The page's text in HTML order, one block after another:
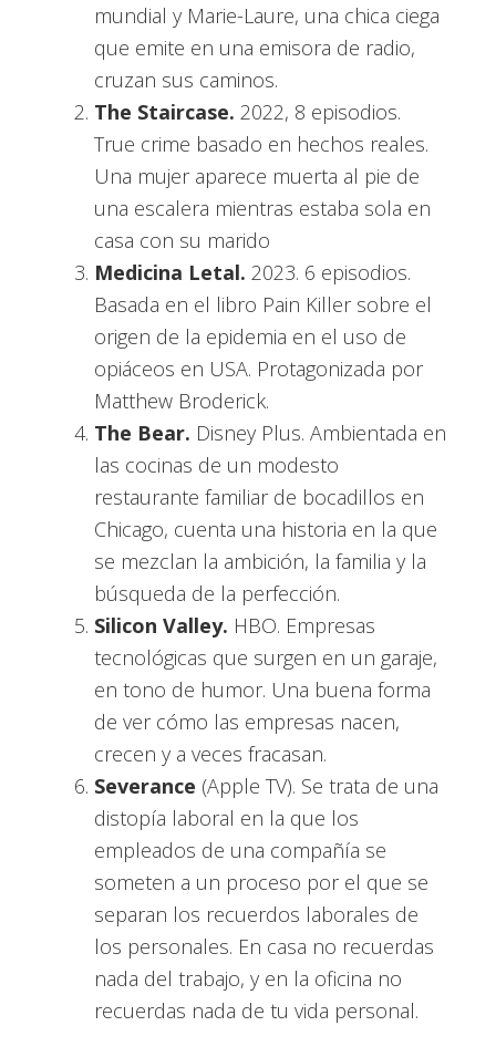
mundial y Marie-Laure, una chica ciega
que emite en una emisora de radio,
cruzan sus caminos.
The Staircase. 2022, 8 episodios.
True crime basado en hechos reales.
Una mujer aparece muerta al pie de
una escalera mientras estaba sola en
casa con su marido
Medicina Letal. 2023. 6 episodios.
Basada en el libro Pain Killer sobre el
origen de la epidemia en el uso de
opiáceos en USA. Protagonizada por
Matthew Broderick.
The Bear. Disney Plus. Ambientada en
las cocinas de un modesto
restaurante familiar de bocadillos en
Chicago, cuenta una historia en la que
se mezclan la ambición, la familia y la
búsqueda de la perfección.
Silicon Valley. HBO. Empresas
tecnológicas que surgen en un garaje,
en tono de humor. Una buena forma
de ver cómo las empresas nacen,
crecen y a veces fracasan.
Severance (Apple TV). Se trata de una
distopía laboral en la que los
empleados de una compañía se
someten a un proceso por el que se
separan los recuerdos laborales de
los personales. En casa no recuerdas
nada del trabajo, y en la oficina no
recuerdas nada de tu vida personal.